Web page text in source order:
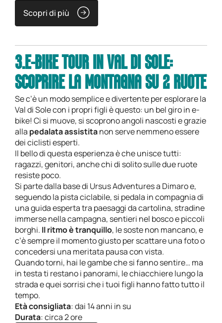
Scopri di più
3.E-BIKE TOUR IN VAL DI SOLE:
SCOPRIRE LA MONTAGNA SU 2 RUOTE
Se c’è un modo semplice e divertente per esplorare la
Val di Sole con i propri figli è questo: un bel giro in e-
bike! Ci si muove, si scoprono angoli nascosti e grazie
alla pedalata assistitanon serve nemmeno essere
dei ciclisti esperti.
Il bello di questa esperienza è che unisce tutti:
ragazzi, genitori, anche chi di solito sulle due ruote
resiste poco.
Si parte dalla base di Ursus Adventures a Dimaro e,
seguendo la pista ciclabile, si pedala in compagnia di
una guida esperta tra paesaggi da cartolina, stradine
immerse nella campagna, sentieri nel bosco e piccoli
borghi. Il ritmo è tranquillo, le soste non mancano, e
c’è sempre il momento giusto per scattare una foto o
concedersi una meritata pausa con vista.
Quando torni, hai le gambe che si fanno sentire… ma
in testa ti restano i panorami, le chiacchiere lungo la
strada e quei sorrisi che i tuoi figli hanno fatto tutto il
tempo.
Età consigliata: dai 14 anni in su
Durata: circa 2 ore